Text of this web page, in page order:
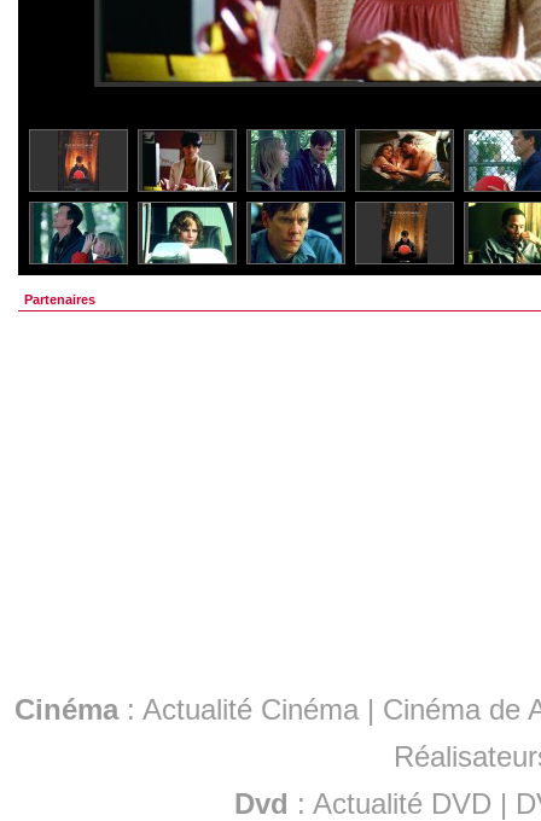
Partenaires
Cinéma: Actualité Cinéma | Cinéma de
Dvd : Actualité DVD |